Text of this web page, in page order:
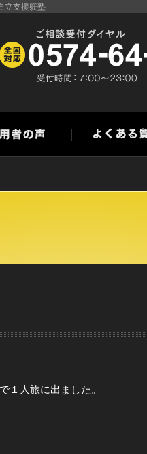
立支援躾塾
１人旅に出ました。